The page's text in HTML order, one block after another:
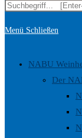
Suche
Diese
durchsuchen
Menü Schließen
NABU
Der